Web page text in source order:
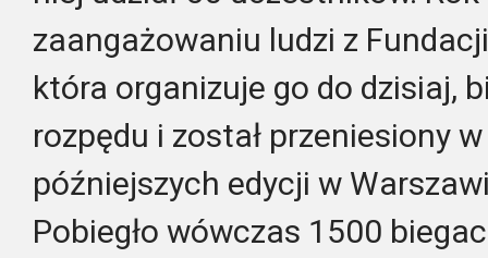
zaangażowaniu ludzi z
która organizuje go do dzisiaj,
rozpędu i został przeniesiony
późniejszych edycji w
Pobiegło wówczas 1500